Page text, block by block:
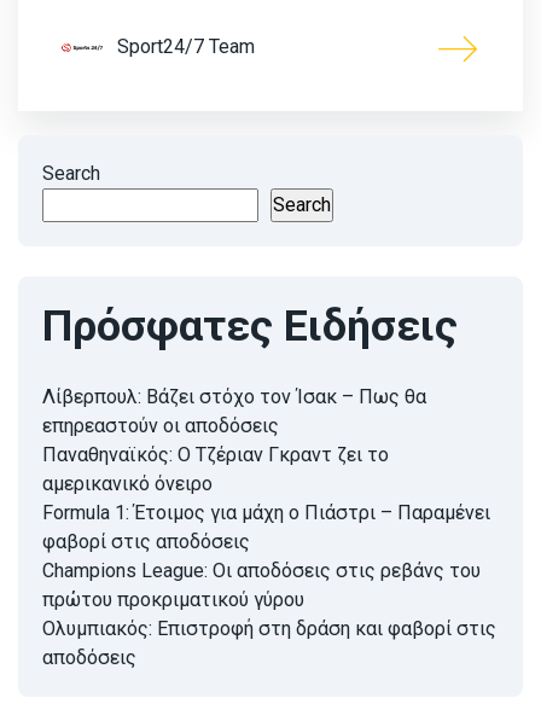
Sport24/7 Team
Search
Search
Πρόσφατες Ειδήσεις
Λίβερπουλ: Βάζει στόχο τον Ίσακ – Πως θα
επηρεαστούν οι αποδόσεις
Παναθηναϊκός: Ο Τζέριαν Γκραντ ζει το
αμερικανικό όνειρο
Formula 1: Έτοιμος για μάχη ο Πιάστρι – Παραμένει
φαβορί στις αποδόσεις
Champions League: Οι αποδόσεις στις ρεβάνς του
πρώτου προκριματικού γύρου
Ολυμπιακός: Επιστροφή στη δράση και φαβορί στις
αποδόσεις